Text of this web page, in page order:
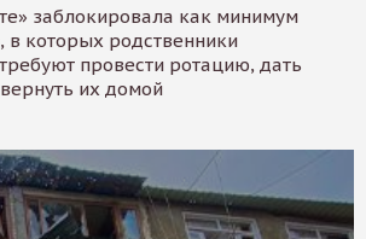
заблокировала как минимум
в которых родственники
провести ротацию, дать
их домой